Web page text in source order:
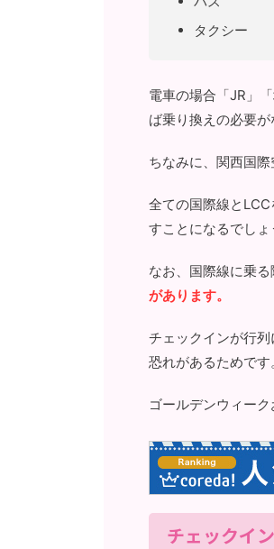
タクシー
電車の場合「JR」
ば乗り換えの必要が
ちなみに、関西国
全ての国際線と
すことになるでしょ
なお、国際線に乗る
があります。
チェックインが行
恐れがあるためです
ゴールデンウィー
チェックイ